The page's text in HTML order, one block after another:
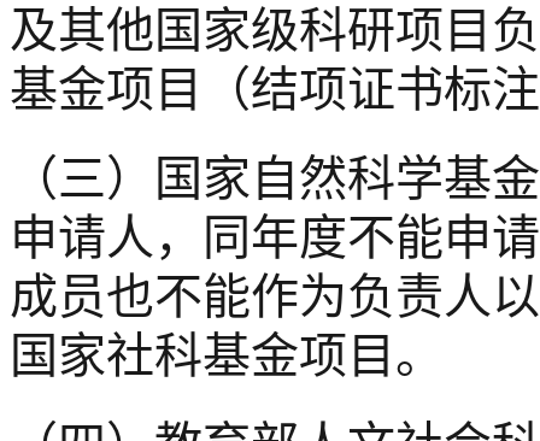
及其他国家级科研项目
基金项目（结项证书标
（三）国家自然科学基
申请人，同年度不能申
成员也不能作为负责人
国家社科基金项目。